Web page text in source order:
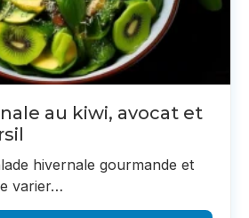
au kiwi, avocat et
hivernale gourmande et
varier…